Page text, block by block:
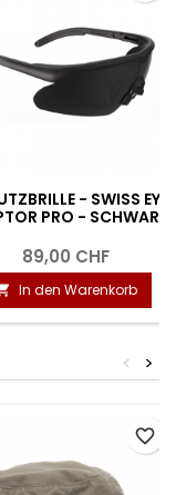
- SWISS EYE
PRO - SCHWARZ
89,00 CHF
In den Warenkorb
>
<
favorite_border